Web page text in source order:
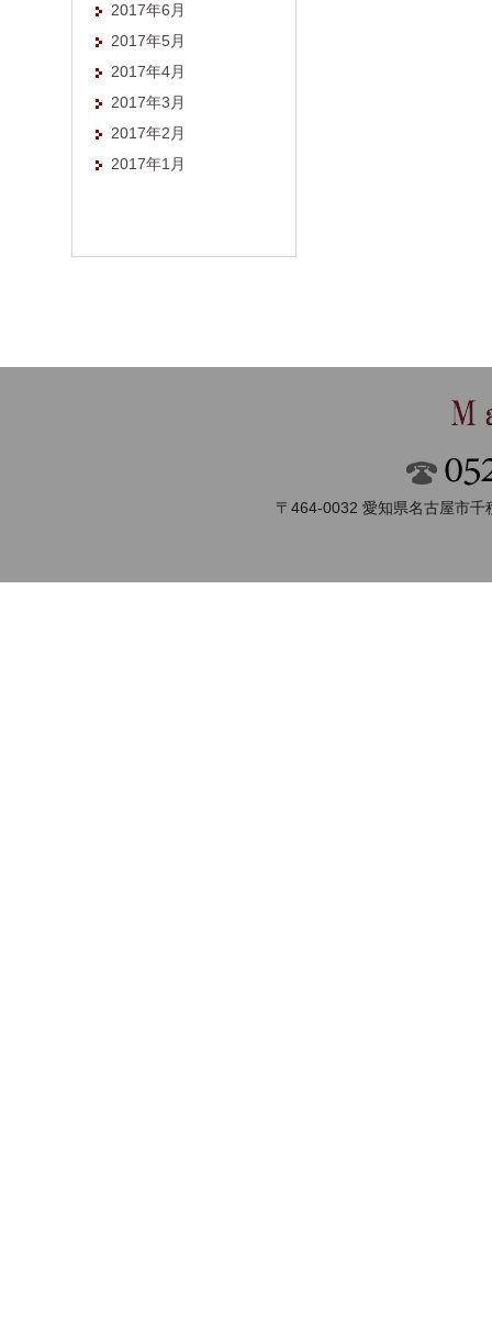
2017年6月
2017年5月
2017年4月
2017年3月
2017年2月
2017年1月
〒464-0032 愛知県名古屋市